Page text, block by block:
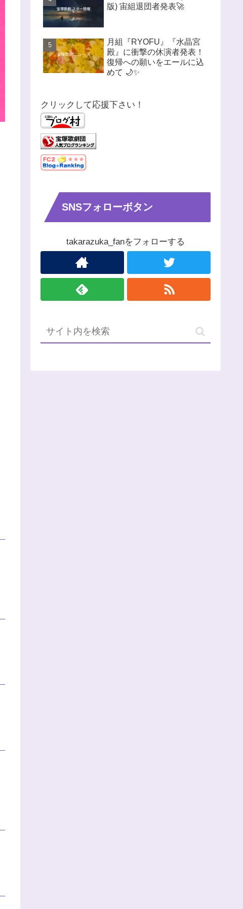
版) 宙組退団者発表🚀
月組『RYOFU』『水晶宮
殿』に衝撃の休演者発表！
復帰への願いをエールに込
めて 🌙✨
クリックして応援下さい！
SNSフォローボタン
takarazuka_fanをフォローする